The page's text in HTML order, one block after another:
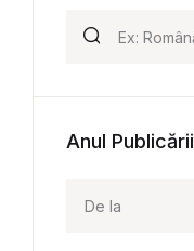
Anul Publicării